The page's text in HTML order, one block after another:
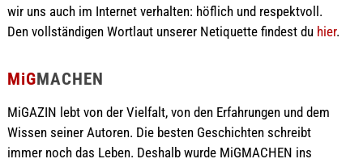
wir uns auch im Internet verhalten: höflich und respektvoll.
Den vollständigen Wortlaut unserer Netiquette findest du hier.
MiGMACHEN
MiGAZIN lebt von der Vielfalt, von den Erfahrungen und dem
Wissen seiner Autoren. Die besten Geschichten schreibt
immer noch das Leben. Deshalb wurde MiGMACHEN ins